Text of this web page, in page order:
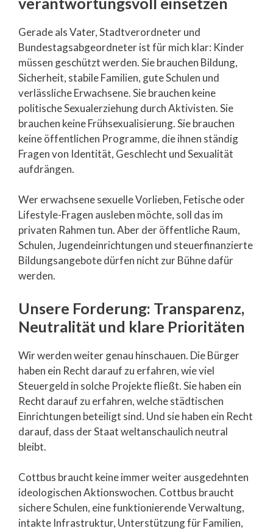
Gerade als Vater, Stadtverordneter und
Bundestagsabgeordneter ist für mich klar: Kinder
müssen geschützt werden. Sie brauchen Bildung,
Sicherheit, stabile Familien, gute Schulen und
verlässliche Erwachsene. Sie brauchen keine
politische Sexualerziehung durch Aktivisten. Sie
brauchen keine Frühsexualisierung. Sie brauchen
keine öffentlichen Programme, die ihnen ständig
Fragen von Identität, Geschlecht und Sexualität
aufdrängen.
Wer erwachsene sexuelle Vorlieben, Fetische oder
Lifestyle-Fragen ausleben möchte, soll das im
privaten Rahmen tun. Aber der öffentliche Raum,
Schulen, Jugendeinrichtungen und steuerfinanzierte
Bildungsangebote dürfen nicht zur Bühne dafür
werden.
Unsere Forderung: Transparenz,
Neutralität und klare Prioritäten
Wir werden weiter genau hinschauen. Die Bürger
haben ein Recht darauf zu erfahren, wie viel
Steuergeld in solche Projekte fließt. Sie haben ein
Recht darauf zu erfahren, welche städtischen
Einrichtungen beteiligt sind. Und sie haben ein Recht
darauf, dass der Staat weltanschaulich neutral
bleibt.
Cottbus braucht keine immer weiter ausgedehnten
ideologischen Aktionswochen. Cottbus braucht
sichere Schulen, eine funktionierende Verwaltung,
intakte Infrastruktur, Unterstützung für Familien,